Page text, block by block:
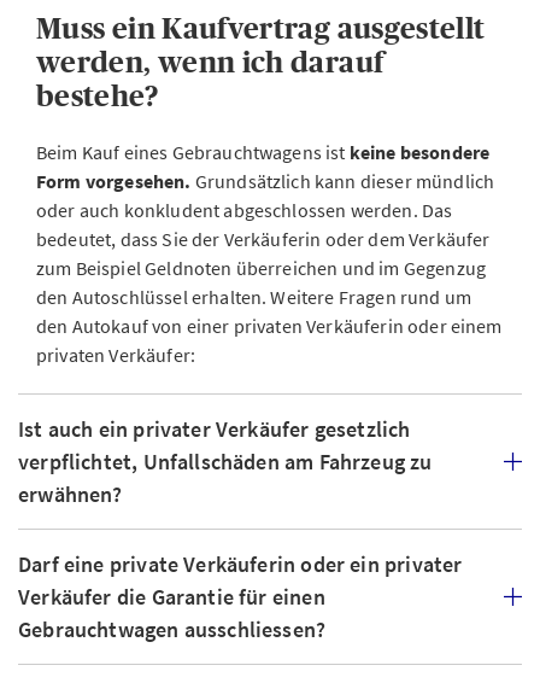
Muss ein Kaufvertrag ausgestellt
werden, wenn ich darauf
bestehe?
Beim Kauf eines Gebrauchtwagens ist keine besondere
Form vorgesehen. Grundsätzlich kann dieser mündlich
oder auch konkludent abgeschlossen werden. Das
bedeutet, dass Sie der Verkäuferin oder dem Verkäufer
zum Beispiel Geldnoten überreichen und im Gegenzug
den Autoschlüssel erhalten. Weitere Fragen rund um
den Autokauf von einer privaten Verkäuferin oder einem
privaten Verkäufer:
Ist auch ein privater Verkäufer gesetzlich
verpflichtet, Unfallschäden am Fahrzeug zu
erwähnen?
Darf eine private Verkäuferin oder ein privater
Verkäufer die Garantie für einen
Gebrauchtwagen ausschliessen?